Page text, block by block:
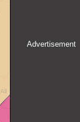
Advertisement